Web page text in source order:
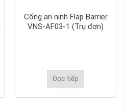
Cổng an ninh Flap Barrier
VNS-AF03-1 (Trụ đơn)
Đọc tiếp